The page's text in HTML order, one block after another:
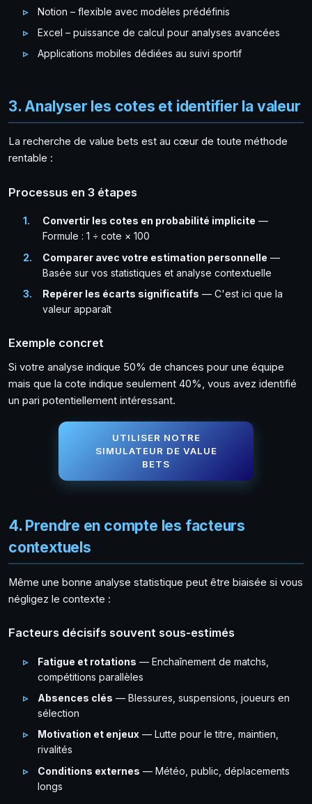
Notion – flexible avec modèles prédéfinis
Excel – puissance de calcul pour analyses avancées
Applications mobiles dédiées au suivi sportif
3. Analyser les cotes et identifier la valeur
La recherche de value bets est au cœur de toute méthode
rentable :
Processus en 3 étapes
Convertir les cotes en probabilité implicite —
Formule : 1 ÷ cote × 100
Comparer avec votre estimation personnelle —
Basée sur vos statistiques et analyse contextuelle
Repérer les écarts significatifs — C'est ici que la
valeur apparaît
Exemple concret
Si votre analyse indique 50% de chances pour une équipe
mais que la cote indique seulement 40%, vous avez identifié
un pari potentiellement intéressant.
UTILISER NOTRE
SIMULATEUR DE VALUE
BETS
4. Prendre en compte les facteurs
contextuels
Même une bonne analyse statistique peut être biaisée si vous
négligez le contexte :
Facteurs décisifs souvent sous-estimés
Fatigue et rotations — Enchaînement de matchs,
compétitions parallèles
Absences clés — Blessures, suspensions, joueurs en
sélection
Motivation et enjeux — Lutte pour le titre, maintien,
rivalités
Conditions externes — Météo, public, déplacements
longs